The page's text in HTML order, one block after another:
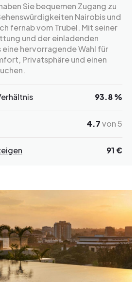
Sie bequemen Zugang zu
Nairobis und
fernab vom Trubel. Mit seiner
und der einladenden
hervorragende Wahl für
Privatsphäre und einen
93.8 %
4.7von 5
91 €